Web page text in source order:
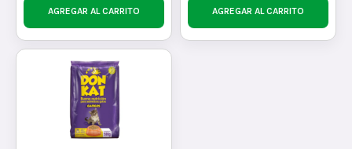
AGREGAR AL CARRITO AGREGAR AL CARRITO